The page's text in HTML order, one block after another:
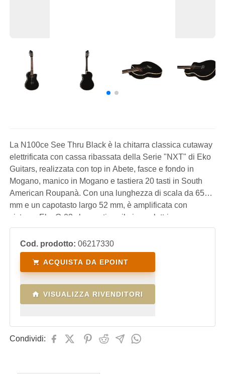
La N100ce See Thru Black è la chitarra classica cutaway
elettrificata con cassa ribassata della Serie "NXT" di Eko
Guitars, realizzata con top in Abete, fasce e fondo in
Mogano, manico in Mogano e tastiera 20 tasti in South
American Roupanà. Con una lunghezza di scala da 650
mm e un capotasto largo 52 mm, è amplificata con
sistema Eko G-03 che gestisce il piezo elettrico con
controlli di Volume, eq a 3 bande, accordatore e
inversione di fase. Uno strumento adatt
Cod. prodotto: 06217330
ACQUISTA DA EPOINT
VISUALIZZA RIVENDITORI
Condividi: